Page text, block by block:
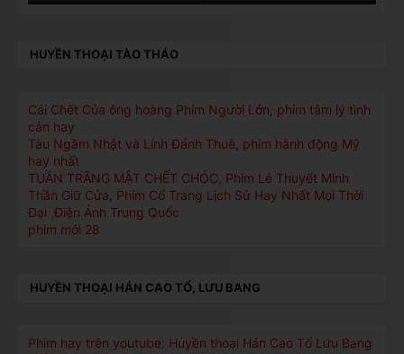
HUYỀN THOẠI TÀO THÁO
Cái Chết Của ông hoàng Phim Người Lớn, phim tâm lý tình
cản hay
Tàu Ngầm Nhật và Lính Đánh Thuê, phim hành động Mỹ
hay nhất
TUẦN TRĂNG MẬT CHẾT CHÓC, Phim Lẻ Thuyết Minh
Thần Giữ Cửa, Phim Cổ Trang Lịch Sử Hay Nhất Mọi Thời
Đại ,Điện Ảnh Trung Quốc
phim mới 28
HUYỀN THOẠI HÁN CAO TỔ, LƯU BANG
Phim hay trên youtube: Huyền thoại Hán Cao Tổ Lưu Bang